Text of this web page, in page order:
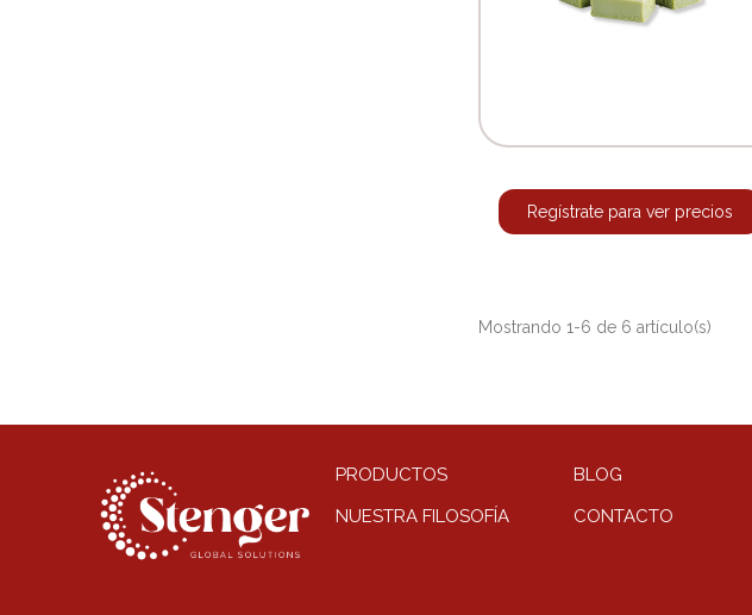
Regístrate para ver precios
Mostrando 1-6 de 6 artículo(s)
PRODUCTOS
NUESTRA FILOSOFÍA
BLOG
CONTACTO